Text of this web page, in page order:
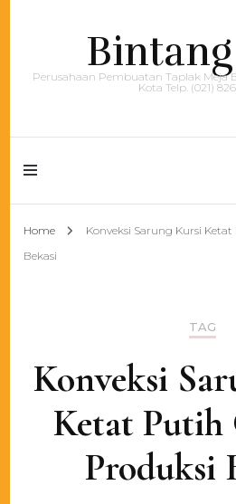
Bintang
Perusahaan Pembuatan Taplak Meja
Kota Telp. (021)
Home
Konveksi Sarung Kursi
Bekasi
TAG
Konveksi
Ketat Putih
Produksi